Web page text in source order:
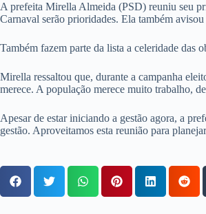
A prefeita Mirella Almeida (PSD) reuniu seu
Carnaval serão prioridades. Ela também
Também fazem parte da lista a celeridade das
Mirella ressaltou que, durante a campanha
merece. A população merece muito trabalho,
Apesar de estar iniciando a gestão agora, a
gestão. Aproveitamos esta reunião para